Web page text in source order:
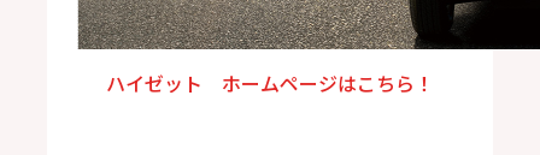
ハイゼット ホームページはこちら！